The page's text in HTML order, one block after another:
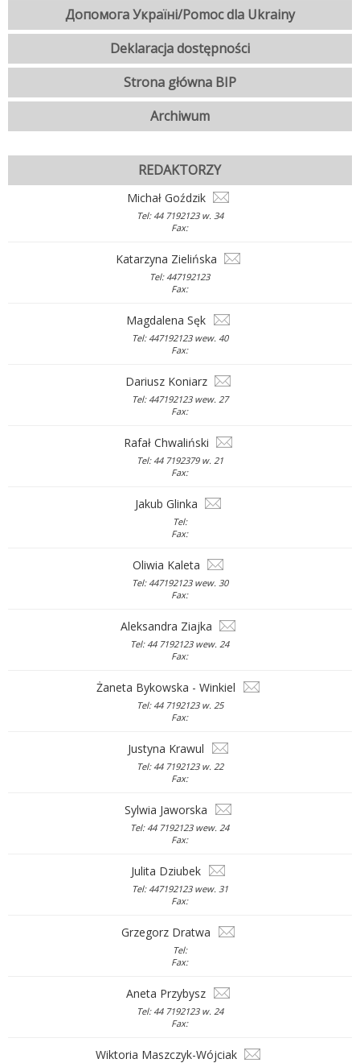
Допомога Україні/Pomoc dla Ukrainy
Deklaracja dostępności
Strona główna BIP
Archiwum
REDAKTORZY
Michał Goździk
Tel: 44 7192123 w. 34
Fax:
Katarzyna Zielińska
Tel: 447192123
Fax:
Magdalena Sęk
Tel: 447192123 wew. 40
Fax:
Dariusz Koniarz
Tel: 447192123 wew. 27
Fax:
Rafał Chwaliński
Tel: 44 7192379 w. 21
Fax:
Jakub Glinka
Tel:
Fax:
Oliwia Kaleta
Tel: 447192123 wew. 30
Fax:
Aleksandra Ziajka
Tel: 44 7192123 wew. 24
Fax:
Żaneta Bykowska - Winkiel
Tel: 44 7192123 w. 25
Fax:
Justyna Krawul
Tel: 44 7192123 w. 22
Fax:
Sylwia Jaworska
Tel: 44 7192123 wew. 24
Fax:
Julita Dziubek
Tel: 447192123 wew. 31
Fax:
Grzegorz Dratwa
Tel:
Fax:
Aneta Przybysz
Tel: 44 7192123 w. 24
Fax:
Wiktoria Maszczyk-Wójciak